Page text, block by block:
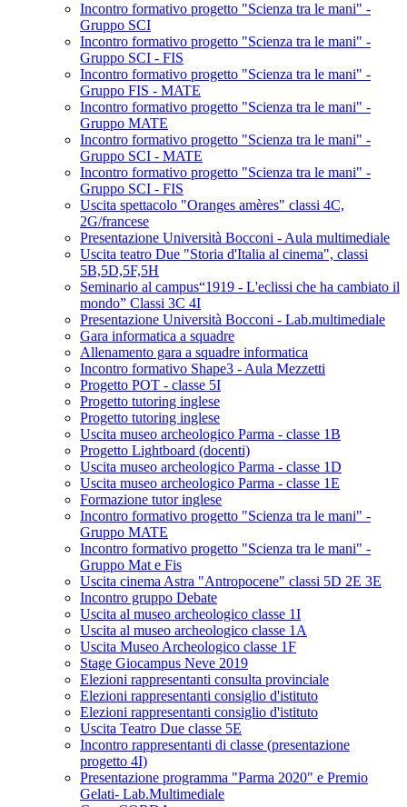
Incontro formativo progetto "Scienza tra le mani" -
Gruppo SCI
Incontro formativo progetto "Scienza tra le mani" -
Gruppo SCI - FIS
Incontro formativo progetto "Scienza tra le mani" -
Gruppo FIS - MATE
Incontro formativo progetto "Scienza tra le mani" -
Gruppo MATE
Incontro formativo progetto "Scienza tra le mani" -
Gruppo SCI - MATE
Incontro formativo progetto "Scienza tra le mani" -
Gruppo SCI - FIS
Uscita spettacolo "Oranges amères" classi 4C,
2G/francese
Presentazione Università Bocconi - Aula multimediale
Uscita teatro Due "Storia d'Italia al cinema", classi
5B,5D,5F,5H
Seminario al campus“1919 - L'eclissi che ha cambiato il
mondo” Classi 3C 4I
Presentazione Università Bocconi - Lab.multimediale
Gara informatica a squadre
Allenamento gara a squadre informatica
Incontro formativo Shape3 - Aula Mezzetti
Progetto POT - classe 5I
Progetto tutoring inglese
Progetto tutoring inglese
Uscita museo archeologico Parma - classe 1B
Progetto Lightboard (docenti)
Uscita museo archeologico Parma - classe 1D
Uscita museo archeologico Parma - classe 1E
Formazione tutor inglese
Incontro formativo progetto "Scienza tra le mani" -
Gruppo MATE
Incontro formativo progetto "Scienza tra le mani" -
Gruppo Mat e Fis
Uscita cinema Astra "Antropocene" classi 5D 2E 3E
Incontro gruppo Debate
Uscita al museo archeologico classe 1I
Uscita al museo archeologico classe 1A
Uscita Museo Archeologico classe 1F
Stage Giocampus Neve 2019
Elezioni rappresentanti consulta provinciale
Elezioni rappresentanti consiglio d'istituto
Elezioni rappresentanti consiglio d'istituto
Uscita Teatro Due classe 5E
Incontro rappresentanti di classe (presentazione
progetto 4I)
Presentazione programma "Parma 2020" e Premio
Gelati- Lab.Multimediale